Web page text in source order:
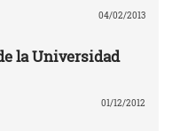
04/02/2013
la Universidad
01/12/2012